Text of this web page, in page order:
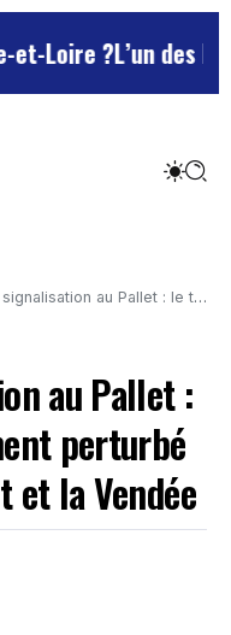
?L’un des
: le trafic TER fortement perturbé entre Nantes, Cholet et la Vendée
au Pallet :
perturbé
et la Vendée